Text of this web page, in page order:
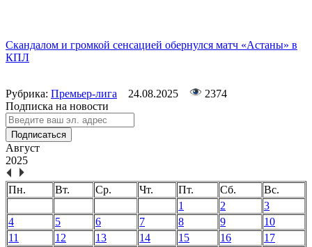
Скандалом и громкой сенсацией обернулся матч «Астаны» в
КПЛ
Рубрика: Премьер-лига 24.08.2025
2374
Подписка на новости
Подписаться
Август
2025
Пн. Вт. Ср. Чт. Пт. Сб.
Вс.
1
2
3
4
5 6 7 8 9
10
11
12 13 14 15 16
17